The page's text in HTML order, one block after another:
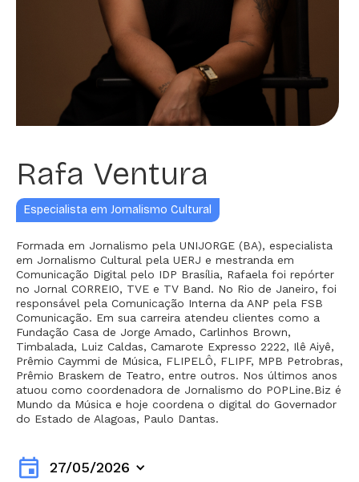
Rafa Ventura
Especialista em Jornalismo Cultural
Formada em Jornalismo pela UNIJORGE (BA), especialista
em Jornalismo Cultural pela UERJ e mestranda em
Comunicação Digital pelo IDP Brasília, Rafaela foi repórter
no Jornal CORREIO, TVE e TV Band. No Rio de Janeiro, foi
responsável pela Comunicação Interna da ANP pela FSB
Comunicação. Em sua carreira atendeu clientes como a
Fundação Casa de Jorge Amado, Carlinhos Brown,
Timbalada, Luiz Caldas, Camarote Expresso 2222, Ilê Aiyê,
Prêmio Caymmi de Música, FLIPELÔ, FLIPF, MPB Petrobras,
Prêmio Braskem de Teatro, entre outros. Nos últimos anos
atuou como coordenadora de Jornalismo do POPLine.Biz é
Mundo da Música e hoje coordena o digital do Governador
do Estado de Alagoas, Paulo Dantas.
event 27/05/2026